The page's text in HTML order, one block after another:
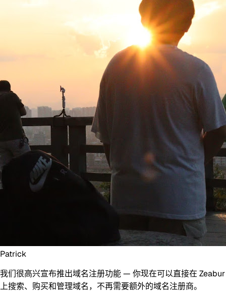
Patrick
我们很高兴宣布推出域名注册功能 — 你现在可以直接在 Zeabur
上搜索、购买和管理域名，不再需要额外的域名注册商。